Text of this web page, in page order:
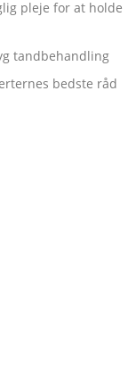
pleje for at holde
tandbehandling
bedste råd